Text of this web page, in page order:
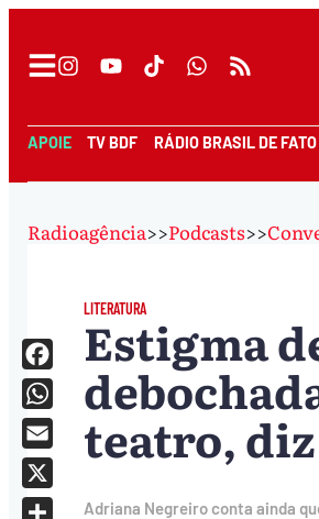
APOIE TV BDF RÁDIO BRASIL DE FATO
Radioagência>>Podcasts>>
LITERATURA
Estigma
teatro,
Adriana Negreiro conta ainda
Facebook
WhatsApp
Email
X